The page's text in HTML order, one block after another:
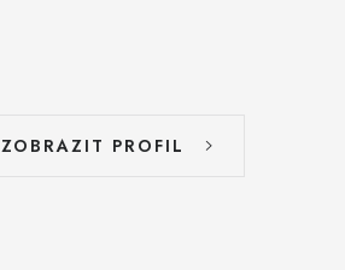
ZOBRAZIT PROFIL